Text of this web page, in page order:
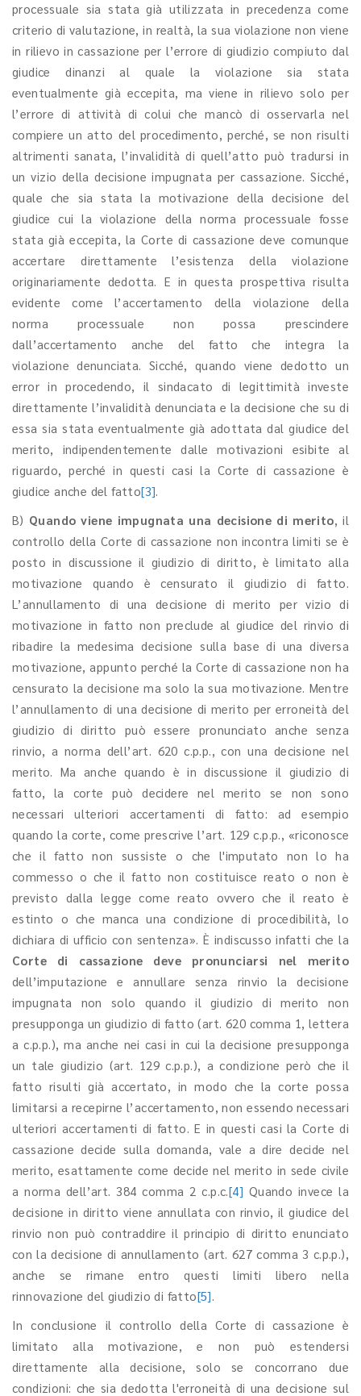
processuale sia stata già utilizzata in precedenza come
criterio di valutazione, in realtà, la sua violazione non viene
in rilievo in cassazione per l’errore di giudizio compiuto dal
giudice dinanzi al quale la violazione sia stata
eventualmente già eccepita, ma viene in rilievo solo per
l’errore di attività di colui che mancò di osservarla nel
compiere un atto del procedimento, perché, se non risulti
altrimenti sanata, l’invalidità di quell’atto può tradursi in
un vizio della decisione impugnata per cassazione. Sicché,
quale che sia stata la motivazione della decisione del
giudice cui la violazione della norma processuale fosse
stata già eccepita, la Corte di cassazione deve comunque
accertare direttamente l’esistenza della violazione
originariamente dedotta. E in questa prospettiva risulta
evidente come l’accertamento della violazione della
norma processuale non possa prescindere
dall’accertamento anche del fatto che integra la
violazione denunciata. Sicché, quando viene dedotto un
error in procedendo, il sindacato di legittimità investe
direttamente l’invalidità denunciata e la decisione che su di
essa sia stata eventualmente già adottata dal giudice del
merito, indipendentemente dalle motivazioni esibite al
riguardo, perché in questi casi la Corte di cassazione è
giudice anche del fatto[3].
B) Quando viene impugnata una decisione di merito, il
controllo della Corte di cassazione non incontra limiti se è
posto in discussione il giudizio di diritto, è limitato alla
motivazione quando è censurato il giudizio di fatto.
L’annullamento di una decisione di merito per vizio di
motivazione in fatto non preclude al giudice del rinvio di
ribadire la medesima decisione sulla base di una diversa
motivazione, appunto perché la Corte di cassazione non ha
censurato la decisione ma solo la sua motivazione. Mentre
l’annullamento di una decisione di merito per erroneità del
giudizio di diritto può essere pronunciato anche senza
rinvio, a norma dell’art. 620 c.p.p., con una decisione nel
merito. Ma anche quando è in discussione il giudizio di
fatto, la corte può decidere nel merito se non sono
necessari ulteriori accertamenti di fatto: ad esempio
quando la corte, come prescrive l’art. 129 c.p.p., «riconosce
che il fatto non sussiste o che l'imputato non lo ha
commesso o che il fatto non costituisce reato o non è
previsto dalla legge come reato ovvero che il reato è
estinto o che manca una condizione di procedibilità, lo
dichiara di ufficio con sentenza». È indiscusso infatti che la
Corte di cassazione deve pronunciarsi nel merito
dell’imputazione e annullare senza rinvio la decisione
impugnata non solo quando il giudizio di merito non
presupponga un giudizio di fatto (art. 620 comma 1, lettera
a c.p.p.), ma anche nei casi in cui la decisione presupponga
un tale giudizio (art. 129 c.p.p.), a condizione però che il
fatto risulti già accertato, in modo che la corte possa
limitarsi a recepirne l’accertamento, non essendo necessari
ulteriori accertamenti di fatto. E in questi casi la Corte di
cassazione decide sulla domanda, vale a dire decide nel
merito, esattamente come decide nel merito in sede civile
a norma dell’art. 384 comma 2 c.p.c.[4] Quando invece la
decisione in diritto viene annullata con rinvio, il giudice del
rinvio non può contraddire il principio di diritto enunciato
con la decisione di annullamento (art. 627 comma 3 c.p.p.),
anche se rimane entro questi limiti libero nella
rinnovazione del giudizio di fatto[5].
In conclusione il controllo della Corte di cassazione è
limitato alla motivazione, e non può estendersi
direttamente alla decisione, solo se concorrano due
condizioni: che sia dedotta l'erroneità di una decisione sul